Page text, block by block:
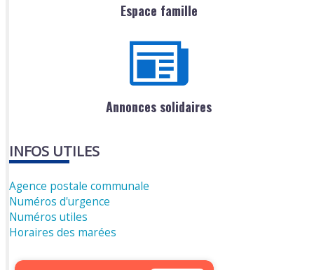
Espace famille
Annonces solidaires
INFOS UTILES
Agence postale communale
Numéros d'urgence
Numéros utiles
Horaires des marées